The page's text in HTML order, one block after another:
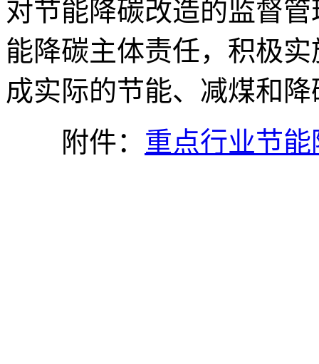
对节能降碳改造的监督
能降碳主体责任，积极
成实际的节能、减煤和
附件： 重点行业节